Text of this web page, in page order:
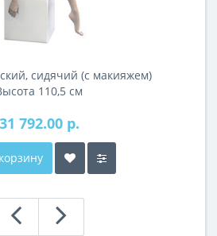
сидячий (с макияжем)
110,5 см
31 792.00 р.